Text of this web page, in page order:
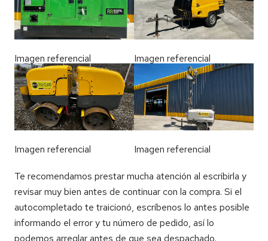
Imagen referencial Imagen referencial
Imagen referencial Imagen referencial
Te recomendamos prestar mucha atención al escribirla y
revisar muy bien antes de continuar con la compra. Si el
autocompletado te traicionó, escríbenos lo antes posible
informando el error y tu número de pedido, así lo